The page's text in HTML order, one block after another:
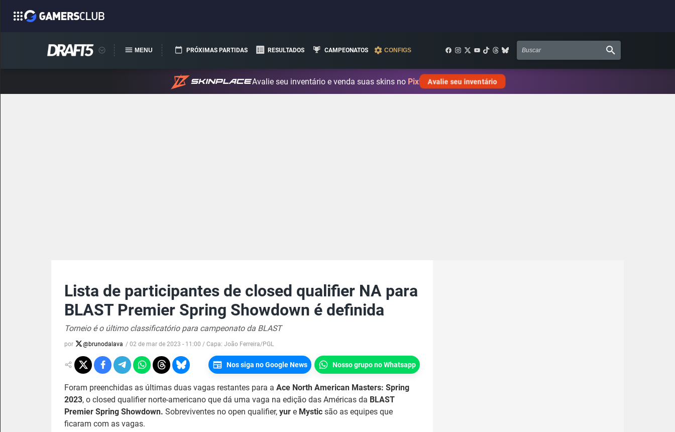
MENU PRÓXIMAS PARTIDAS RESULTADOS CAMPEONATOS CONFIGS
Avalie seu inventário e venda suas skins no Pix! Avalie seu inventário
Lista de participantes de closed qualifier NA para
BLAST Premier Spring Showdown é definida
Torneio é o último classificatório para campeonato da BLAST
por @brunodalava / 02 de mar de 2023 - 11:00 / Capa: João Ferreira/PGL
Nos siga no Google News Nosso grupo no Whatsapp
Foram preenchidas as últimas duas vagas restantes para a Ace North American Masters: Spring
2023, o closed qualifier norte-americano que dá uma vaga na edição das Américas da BLAST
Premier Spring Showdown. Sobreviventes no open qualifier, yur e Mystic são as equipes que
ficaram com as vagas.